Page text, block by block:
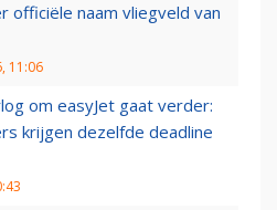
officiële naam vliegveld van
11:06
om easyJet gaat verder:
krijgen dezelfde deadline